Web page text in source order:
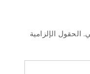
الحقول الإلزامية